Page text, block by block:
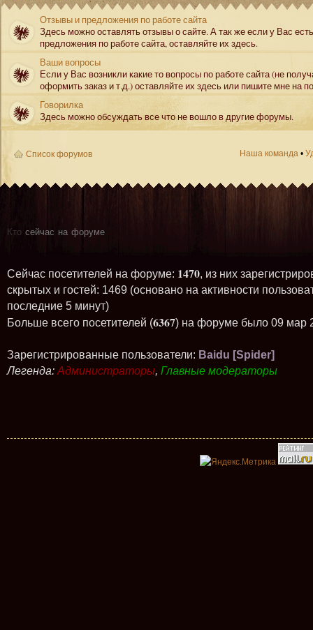
Отзывы и предложения по работе сайта
Здесь можно оставлять отзывы о сайте. А так же если у Вас есть
предложения по работе сайта, оставляйте их здесь.
Ваши вопросы
Если у Вас возникли какие то вопросы по работе сайта (не
оформить заказ и т.д.) оставляйте их здесь или пишите мне на
Говорилка
Здесь можно обсуждать все что не вошло в другие форумы.
Список форумов Наша команда •
Кто сейчас на форуме
Сейчас посетителей на форуме: 1470, из них
скрытых и гостей: 1469 (основано на активности
последние 5 минут)
Больше всего посетителей (6367) на форуме было 09 мар
Зарегистрированные пользователи: Baidu [Spider]
Легенда: Администраторы, Главные модераторы